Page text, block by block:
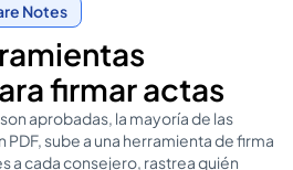
Notes
firmar actas
aprobadas, la mayoría de las
sube a una herramienta de firma
a cada consejero, rastrea quién